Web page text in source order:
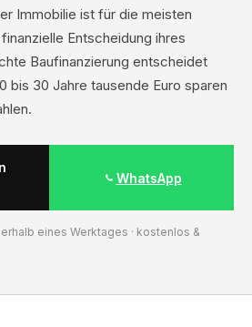
Immobilie ist für die meisten
Entscheidung ihres
Baufinanzierung entscheidet
bis 30 Jahre tausende Euro sparen
WhatsApp
eines Werktages · kostenlos &